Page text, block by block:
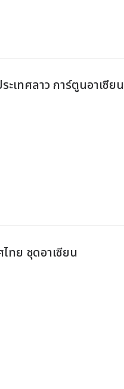
เทศลาว การ์ตูนอาเซียน
ไทย ชุดอาเซียน